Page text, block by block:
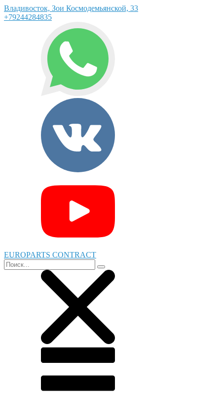
Владивосток, Зои Космодемьянской, 33
+79244284835
EUROPARTS CONTRACT